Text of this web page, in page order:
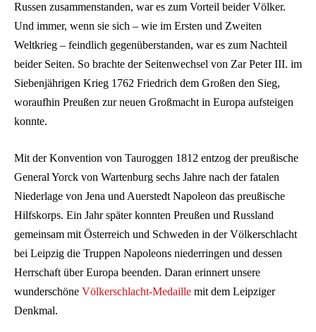
Russen zusammenstanden, war es zum Vorteil beider Völker.
Und immer, wenn sie sich – wie im Ersten und Zweiten
Weltkrieg – feindlich gegenüberstanden, war es zum Nachteil
beider Seiten. So brachte der Seitenwechsel von Zar Peter III. im
Siebenjährigen Krieg 1762 Friedrich dem Großen den Sieg,
woraufhin Preußen zur neuen Großmacht in Europa aufsteigen
konnte.
Mit der Konvention von Tauroggen 1812 entzog der preußische
General Yorck von Wartenburg sechs Jahre nach der fatalen
Niederlage von Jena und Auerstedt Napoleon das preußische
Hilfskorps. Ein Jahr später konnten Preußen und Russland
gemeinsam mit Österreich und Schweden in der Völkerschlacht
bei Leipzig die Truppen Napoleons niederringen und dessen
Herrschaft über Europa beenden. Daran erinnert unsere
wunderschöne Völkerschlacht-Medaille mit dem Leipziger
Denkmal.